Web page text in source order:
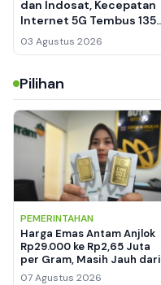
dan Indosat, Kecepatan
Internet 5G Tembus 135
Mbps
03 Agustus 2026
Pilihan
PEMERINTAHAN
Harga Emas Antam Anjlok
Rp29.000 ke Rp2,65 Juta
per Gram, Masih Jauh dari
Rekor Tertinggi
07 Agustus 2026